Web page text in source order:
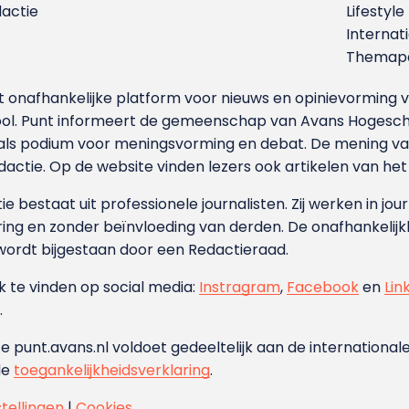
Lifestyle
onafhankelijke platform voor nieuws en
Punt informeert de gemeenschap van Avans
podium voor meningsvorming en debat. De mening
Op de website vinden lezers ook artikelen van
bestaat uit professionele journalisten. Zij werken in
en zonder beïnvloeding van derden. De
bijgestaan door een Redactieraad.
te vinden op social media: Instragram, Facebooken
punt.avans.nl voldoet gedeeltelijk aan de
toegankelijkheidsverklaring.